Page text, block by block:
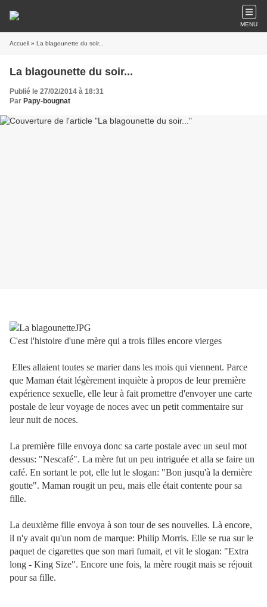
MENU
Accueil » La blagounette du soir...
La blagounette du soir...
Publié le 27/02/2014 à 18:31
Par Papy-bougnat
C'est l'histoire d'une mère qui a trois filles encore vierges
Elles allaient toutes se marier dans les mois qui viennent. Parce
que Maman était légèrement inquiète à propos de leur première
expérience sexuelle, elle leur à fait promettre d'envoyer une carte
postale de leur voyage de noces avec un petit commentaire sur
leur nuit de noces.
La première fille envoya donc sa carte postale avec un seul mot
dessus: "Nescafé". La mère fut un peu intriguée et alla se faire un
café. En sortant le pot, elle lut le slogan: "Bon jusqu'à la dernière
goutte". Maman rougit un peu, mais elle était contente pour sa
fille.
La deuxième fille envoya à son tour de ses nouvelles. Là encore,
il n'y avait qu'un nom de marque: Philip Morris. Elle se rua sur le
paquet de cigarettes que son mari fumait, et vit le slogan: "Extra
long - King Size". Encore une fois, la mère rougit mais se réjouit
pour sa fille.